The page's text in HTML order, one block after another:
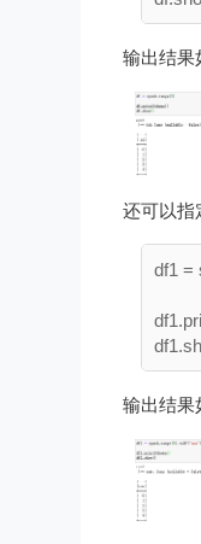
输出结果
还可以指
df1 =
输出结果